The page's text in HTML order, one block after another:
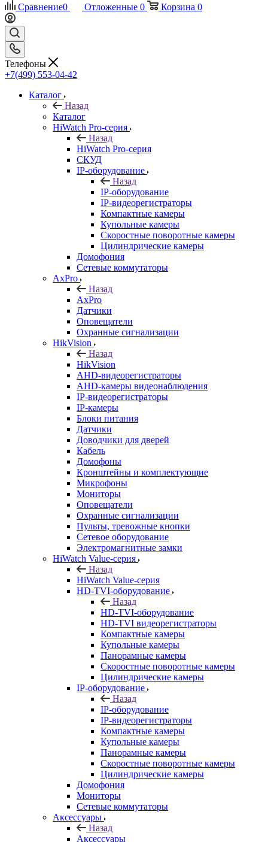
Сравнение0 Отложенные 0 Корзина 0
Телефоны
+7(499) 553-04-42
Каталог
Назад
Каталог
HiWatch Pro-серия
Назад
HiWatch Pro-серия
CКУД
IP-оборудование
Назад
IP-оборудование
IP-видеорегистраторы
Компактные камеры
Купольные камеры
Скоростные поворотные камеры
Цилиндрические камеры
Домофония
Сетевые коммутаторы
AxPro
Назад
AxPro
Датчики
Оповещатели
Охранные сигнализации
HikVision
Назад
HikVision
AHD-видеорегистраторы
AHD-камеры видеонаблюдения
IP-видеорегистраторы
IP-камеры
Блоки питания
Датчики
Доводчики для дверей
Кабель
Домофоны
Кронштейны и комплектующие
Микрофоны
Мониторы
Оповещатели
Охранные сигнализации
Пульты, тревожные кнопки
Сетевое оборудование
Электромагнитные замки
HiWatch Value-серия
Назад
HiWatch Value-серия
HD-TVI-оборудование
Назад
HD-TVI-оборудование
HD-TVI видеорегистраторы
Компактные камеры
Купольные камеры
Панорамные камеры
Скоростные поворотные камеры
Цилиндрические камеры
IP-оборудование
Назад
IP-оборудование
IP-видеорегистраторы
Компактные камеры
Купольные камеры
Панорамные камеры
Скоростные поворотные камеры
Цилиндрические камеры
Домофония
Мониторы
Сетевые коммутаторы
Аксессуары
Назад
Аксессуары